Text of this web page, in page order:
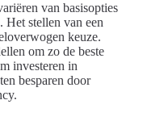
van basisopties
Het stellen van een
keuze.
om zo de beste
investeren in
besparen door